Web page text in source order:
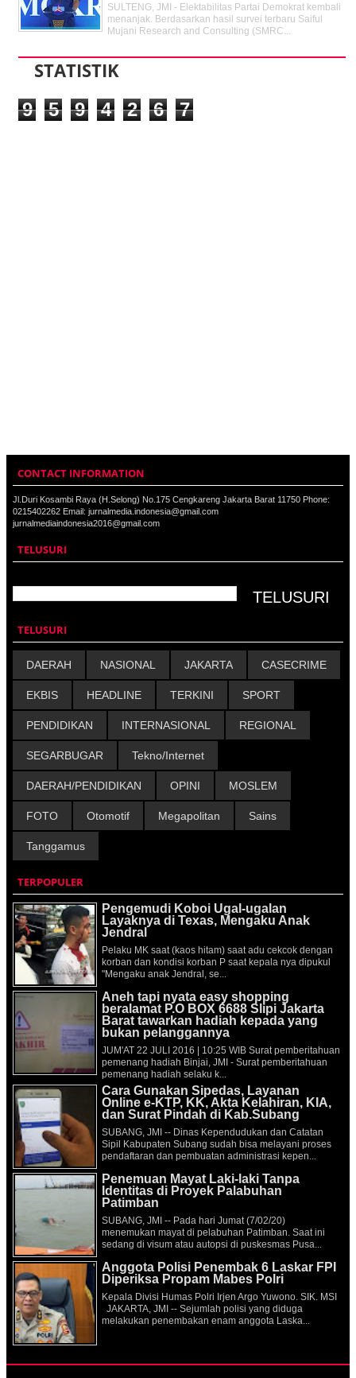
SULTENG, JMI - Elektabilitas Partai Demokrat kembali
menanjak. Berdasarkan hasil survei terbaru Saiful
Mujani Research and Consulting (SMRC...
STATISTIK
9 5 9 4 2 6 7
CONTACT INFORMATION
Jl.Duri Kosambi Raya (H.Selong) No.175 Cengkareng Jakarta Barat 11750 Phone:
0215402262 Email: jurnalmedia.indonesia@gmail.com
jurnalmediaindonesia2016@gmail.com
TELUSURI
TELUSURI
DAERAH NASIONAL JAKARTA CASECRIME
EKBIS HEADLINE TERKINI SPORT
PENDIDIKAN INTERNASIONAL REGIONAL
SEGARBUGAR Tekno/Internet
DAERAH/PENDIDIKAN OPINI MOSLEM
FOTO Otomotif Megapolitan Sains
Tanggamus
TERPOPULER
Pengemudi Koboi Ugal-ugalan
Layaknya di Texas, Mengaku Anak
Jendral
Pelaku MK saat (kaos hitam) saat adu cekcok dengan
korban dan kondisi korban P saat kepala nya dipukul
"Mengaku anak Jendral, se...
Aneh tapi nyata easy shopping
beralamat P.O BOX 6688 Slipi Jakarta
Barat tawarkan hadiah kepada yang
bukan pelanggannya
JUM'AT 22 JULI 2016 | 10:25 WIB Surat pemberitahuan
pemenang hadiah Binjai, JMI - Surat pemberitahuan
pemenang hadiah selaku k...
Cara Gunakan Sipedas, Layanan
Online e-KTP, KK, Akta Kelahiran, KIA,
dan Surat Pindah di Kab.Subang
SUBANG, JMI -- Dinas Kependudukan dan Catatan
Sipil Kabupaten Subang sudah bisa melayani proses
pendaftaran dan pembuatan administrasi kepen...
Penemuan Mayat Laki-laki Tanpa
Identitas di Proyek Palabuhan
Patimban
SUBANG, JMI -- Pada hari Jumat (7/02/20)
menemukan mayat di pelabuhan Patimban. Saat ini
sedang di visum atau autopsi di puskesmas Pusa...
Anggota Polisi Penembak 6 Laskar FPI
Diperiksa Propam Mabes Polri
Kepala Divisi Humas Polri Irjen Argo Yuwono. SIK. MSI
JAKARTA, JMI -- Sejumlah polisi yang diduga
melakukan penembakan enam anggota Laska...